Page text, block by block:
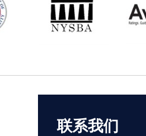
联系我们